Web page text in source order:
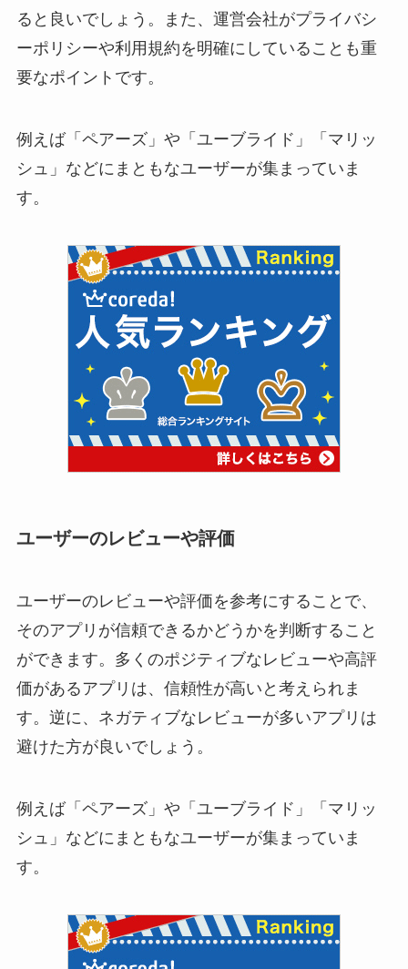
ると良いでしょう。また、運営会社がプライバシ
ーポリシーや利用規約を明確にしていることも重
要なポイントです。
例えば「ペアーズ」や「ユーブライド」「マリッ
シュ」などにまともなユーザーが集まっていま
す。
ユーザーのレビューや評価
ユーザーのレビューや評価を参考にすることで、
そのアプリが信頼できるかどうかを判断すること
ができます。多くのポジティブなレビューや高評
価があるアプリは、信頼性が高いと考えられま
す。逆に、ネガティブなレビューが多いアプリは
避けた方が良いでしょう。
例えば「ペアーズ」や「ユーブライド」「マリッ
シュ」などにまともなユーザーが集まっていま
す。